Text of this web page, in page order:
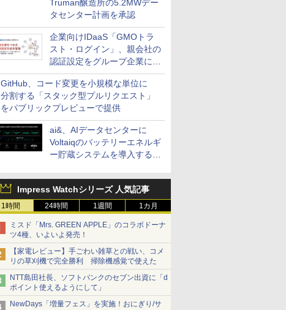
Truman醸造所の5.2MWデー
タセンター計画を承認
企業向けIDaaS「GMOトラ
スト・ログイン」、親会社の
認証設定をグループ企業に展
開できる新機能を提供
GitHub、コード変更を小規模な単位に
分割する「スタック型プルリクエスト」
をパブリックプレビューで提供
ai&、AIデータセンターに
Voltaiqのバッテリーエネルギ
ー貯蔵システムを導入する計
Impress Watchシリーズ 人気記事
1時間 24時間 1週間 1カ月
ミスド「Mrs. GREEN APPLE」のコラボドーナ
ツ4種、いよいよ発売！
【家電レビュー】手ごわい雑草との戦い、コメ
リの草刈機で完全勝利 掃除機感覚で使えた
NTT島田社長、ソフトバンクのセブン出資に「d
ポイント使えるようにして」
NewDays「増量フェス」を実施！おにぎり/サ